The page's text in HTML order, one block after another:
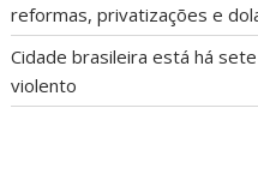
reformas, privatizações e
Cidade brasileira está há
violento